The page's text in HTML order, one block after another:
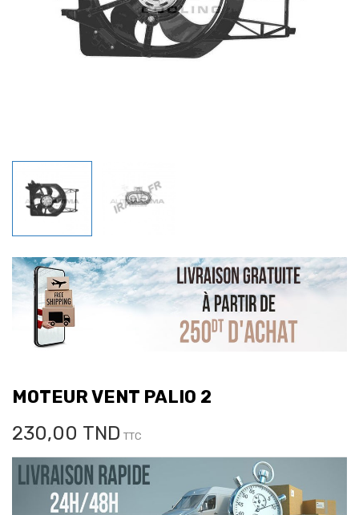
MOTEUR VENT PALIO 2
230,00 TND TTC